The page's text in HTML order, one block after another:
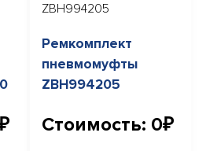
Ремкомплект
пневмомуфты
ZBH994205
Стоимость: 0₽